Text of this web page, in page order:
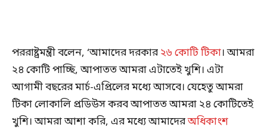
পররাষ্ট্রমন্ত্রী বলেন, ‘আমাদের দরকার ২৬ কোটি টিকা। আমরা
২৪ কোটি পাচ্ছি, আপাতত আমরা এটাতেই খুশি। এটা
আগামী বছরের মার্চ-এপ্রিলের মধ্যে আসবে। যেহেতু আমরা
টিকা লোকালি প্রডিউস করব আপাতত আমরা ২৪ কোটিতেই
খুশি। আমরা আশা করি, এর মধ্যে আমাদেরঅধিকাংশ